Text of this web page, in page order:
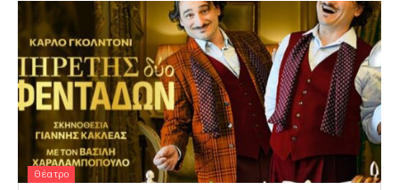
Θέατρο